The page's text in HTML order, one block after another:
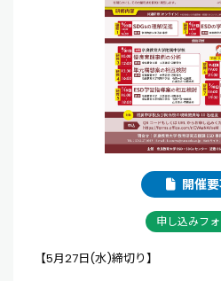
開催
申し込みフ
【5月27日(水)締切り】